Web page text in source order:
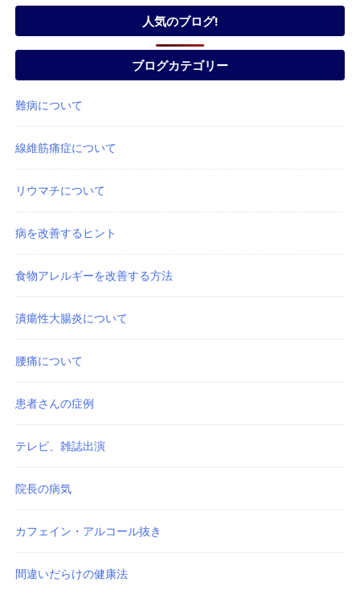
人気のブログ!
ブログカテゴリー
難病について
線維筋痛症について
リウマチについて
病を改善するヒント
食物アレルギーを改善する方法
潰瘍性大腸炎について
腰痛について
患者さんの症例
テレビ、雑誌出演
院長の病気
カフェイン・アルコール抜き
間違いだらけの健康法